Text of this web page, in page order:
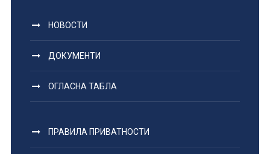
НОВОСТИ
ДОКУМЕНТИ
ОГЛАСНА ТАБЛА
ПРАВИЛА ПРИВАТНОСТИ